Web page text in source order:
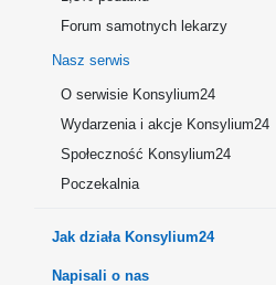
Forum samotnych lekarzy
Nasz serwis
O serwisie Konsylium24
Wydarzenia i akcje Konsylium24
Społeczność Konsylium24
Poczekalnia
Jak działa Konsylium24
Napisali o nas